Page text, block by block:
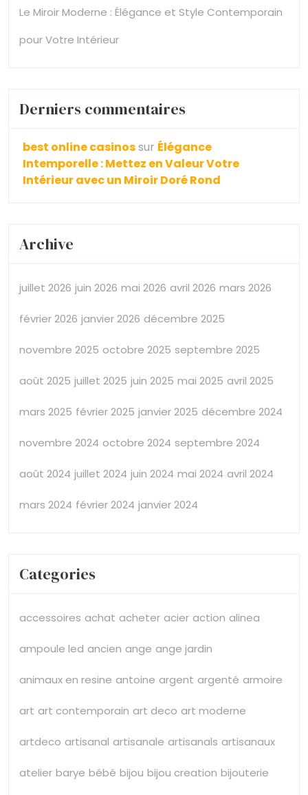
Le Miroir Moderne : Élégance et Style Contemporain
pour Votre Intérieur
Derniers commentaires
best online casinossur Élégance
Intemporelle : Mettez en Valeur Votre
Intérieur avec un Miroir Doré Rond
Archive
juillet 2026 juin 2026 mai 2026 avril 2026 mars 2026
février 2026 janvier 2026 décembre 2025
novembre 2025 octobre 2025 septembre 2025
août 2025 juillet 2025 juin 2025 mai 2025 avril 2025
mars 2025 février 2025 janvier 2025 décembre 2024
novembre 2024 octobre 2024 septembre 2024
août 2024 juillet 2024 juin 2024 mai 2024 avril 2024
mars 2024 février 2024 janvier 2024
Categories
accessoires achat acheter acier action alinea
ampoule led ancien ange ange jardin
animaux en resine antoine argent argenté armoire
art art contemporain art deco art moderne
artdeco artisanal artisanale artisanals artisanaux
atelier barye bébé bijou bijou creation bijouterie